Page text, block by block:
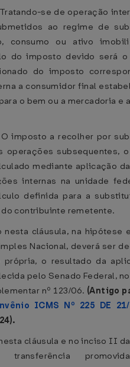
se de operação
ao regime de
consumo ou ativo
do imposto devido será
do imposto
a consumidor final
o bem ou a mercadoria e
imposto a recolher por
operações subsequentes,
mediante aplicação
internas na unidade
definida para a
contribuinte remetente.
cláusula, na hipótese
Nacional, deverá ser
o resultado da
pelo Senado Federal,
nº 123/06. (Antigo
ICMS Nº 225 DE
cláusula e no inciso II